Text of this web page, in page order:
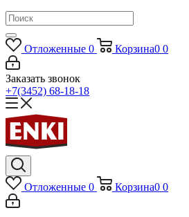
Отложенные 0 Корзина0 0
Заказать звонок
+7(3452) 68-18-18
Отложенные 0 Корзина0 0